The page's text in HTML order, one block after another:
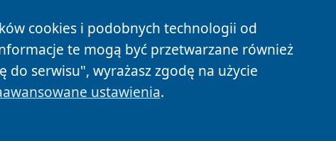
cookies i podobnych technologii od
te mogą być przetwarzane również
serwisu", wyrażasz zgodę na użycie
ustawienia.